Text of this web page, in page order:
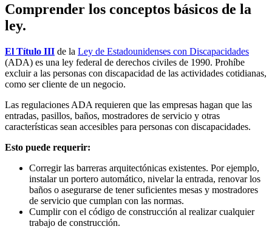
Comprender los conceptos básicos de la
ley.
El Título III de la Ley de Estadounidenses con Discapacidades
(ADA) es una ley federal de derechos civiles de 1990. Prohíbe
excluir a las personas con discapacidad de las actividades cotidianas,
como ser cliente de un negocio.
Las regulaciones ADA requieren que las empresas hagan que las
entradas, pasillos, baños, mostradores de servicio y otras
características sean accesibles para personas con discapacidades.
Esto puede requerir:
Corregir las barreras arquitectónicas existentes. Por ejemplo,
instalar un portero automático, nivelar la entrada, renovar los
baños o asegurarse de tener suficientes mesas y mostradores
de servicio que cumplan con las normas.
Cumplir con el código de construcción al realizar cualquier
trabajo de construcción.